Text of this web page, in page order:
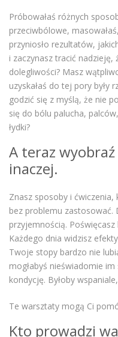
Próbowałaś różnych
przeciwbólowe,
przyniosło rezultatów,
i zaczynasz tracić nadzieję,
dolegliwości? Masz
uzyskałaś do tej pory były
godzić się z myślą, że nie
się do bólu palucha,
łydki?
A teraz
inaczej.
Znasz sposoby i
bez problemu zastosować.
przyjemnością.
Każdego dnia widzisz
Twoje stopy bardzo nie
mogłabyś nieświadomie
kondycję. Byłoby
Te warsztaty mogą Ci
Kto prowadzi